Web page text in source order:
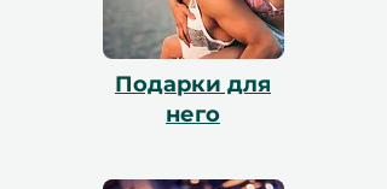
Подарки для
него